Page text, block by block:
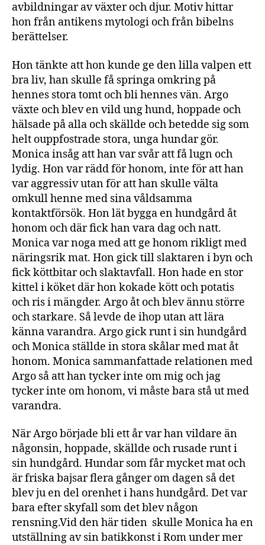
avbildningar av växter och djur. Motiv hittar
hon från antikens mytologi och från bibelns
berättelser.
Hon tänkte att hon kunde ge den lilla valpen ett
bra liv, han skulle få springa omkring på
hennes stora tomt och bli hennes vän. Argo
växte och blev en vild ung hund, hoppade och
hälsade på alla och skällde och betedde sig som
helt ouppfostrade stora, unga hundar gör.
Monica insåg att han var svår att få lugn och
lydig. Hon var rädd för honom, inte för att han
var aggressiv utan för att han skulle välta
omkull henne med sina våldsamma
kontaktförsök. Hon lät bygga en hundgård åt
honom och där fick han vara dag och natt.
Monica var noga med att ge honom rikligt med
näringsrik mat. Hon gick till slaktaren i byn och
fick köttbitar och slaktavfall. Hon hade en stor
kittel i köket där hon kokade kött och potatis
och ris i mängder. Argo åt och blev ännu större
och starkare. Så levde de ihop utan att lära
känna varandra. Argo gick runt i sin hundgård
och Monica ställde in stora skålar med mat åt
honom. Monica sammanfattade relationen med
Argo så att han tycker inte om mig och jag
tycker inte om honom, vi måste bara stå ut med
varandra.
När Argo började bli ett år var han vildare än
någonsin, hoppade, skällde och rusade runt i
sin hundgård. Hundar som får mycket mat och
är friska bajsar flera gånger om dagen så det
blev ju en del orenhet i hans hundgård. Det var
bara efter skyfall som det blev någon
rensning.Vid den här tiden skulle Monica ha en
utställning av sin batikkonst i Rom under mer